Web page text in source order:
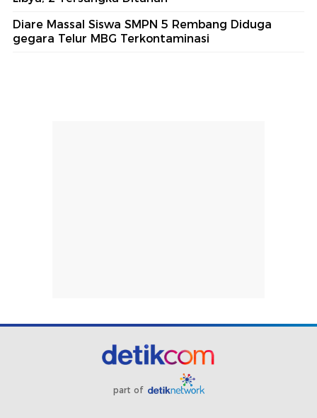
Diare Massal Siswa SMPN 5 Rembang Diduga
gegara Telur MBG Terkontaminasi
part of